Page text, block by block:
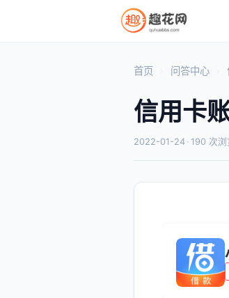
首页 问答中心
信用卡
2022-01-24 · 190 次浏